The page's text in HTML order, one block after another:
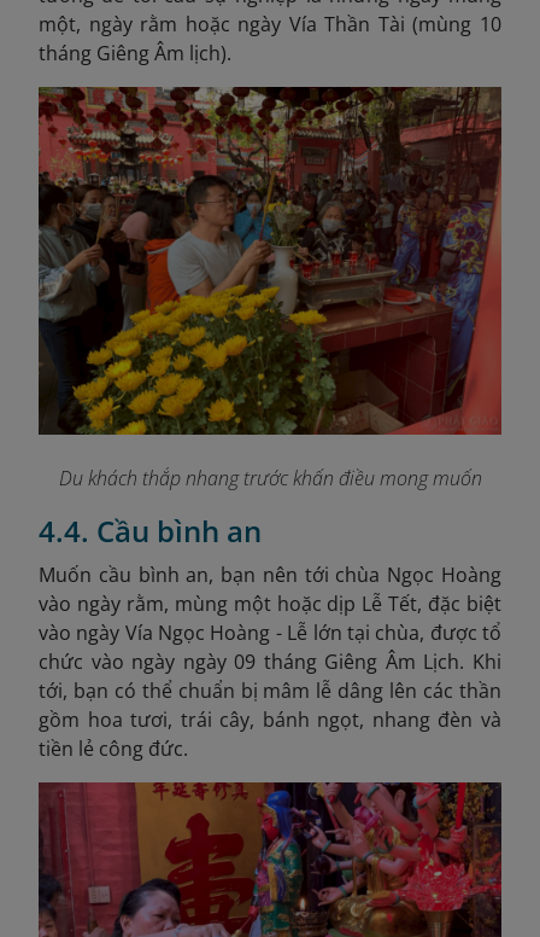
một, ngày rằm hoặc ngày Vía Thần Tài (mùng 10
tháng Giêng Âm lịch).
Du khách thắp nhang trước khấn điều mong muốn
4.4. Cầu bình an
Muốn cầu bình an, bạn nên tới chùa Ngọc Hoàng
vào ngày rằm, mùng một hoặc dịp Lễ Tết, đặc biệt
vào ngày Vía Ngọc Hoàng - Lễ lớn tại chùa, được tổ
chức vào ngày ngày 09 tháng Giêng Âm Lịch. Khi
tới, bạn có thể chuẩn bị mâm lễ dâng lên các thần
gồm hoa tươi, trái cây, bánh ngọt, nhang đèn và
tiền lẻ công đức.